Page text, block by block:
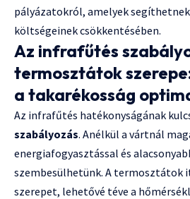
pályázatokról, amelyek segíthetnek
költségeinek csökkentésében.
Az infrafűtés
termosztátok
a takarékosság
Az infrafűtés hatékonyságának
szabályozás. Anélkül a vártnál
energiafogyasztással és
szembesülhetünk. A termosztátok
szerepet, lehetővé téve a